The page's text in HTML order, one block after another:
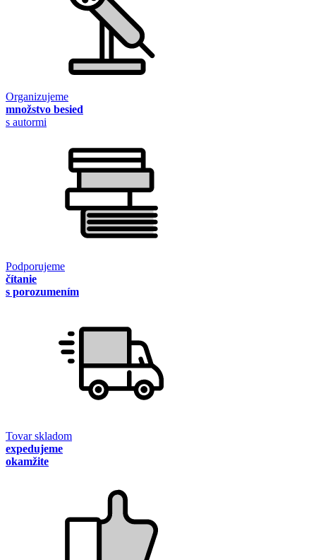
Organizujeme
množstvo besied
s autormi
Podporujeme
čítanie
s porozumením
Tovar skladom
expedujeme
okamžite